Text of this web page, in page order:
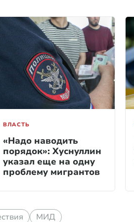
ВЛАСТЬ
«Надо наводить
порядок»: Хуснуллин
указал еще на одну
проблему мигрантов
МИД